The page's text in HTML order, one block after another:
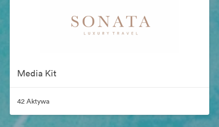
Media Kit
42 Aktywa